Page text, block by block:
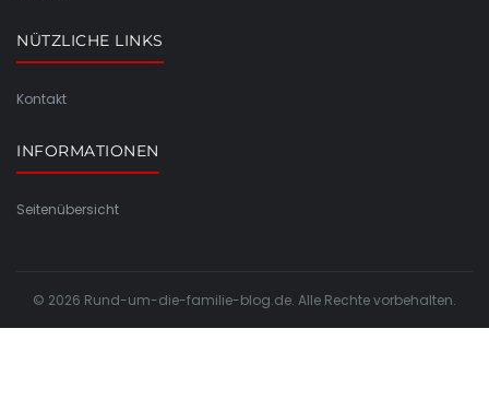
NÜTZLICHE LINKS
Kontakt
INFORMATIONEN
Seitenübersicht
© 2026 Rund-um-die-familie-blog.de. Alle Rechte vorbehalten.